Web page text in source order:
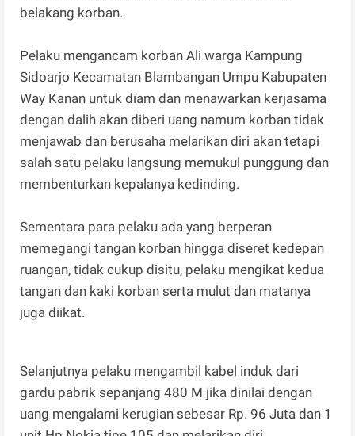
belakang korban.
Pelaku mengancam korban Ali warga Kampung
Sidoarjo Kecamatan Blambangan Umpu Kabupaten
Way Kanan untuk diam dan menawarkan kerjasama
dengan dalih akan diberi uang namum korban tidak
menjawab dan berusaha melarikan diri akan tetapi
salah satu pelaku langsung memukul punggung dan
membenturkan kepalanya kedinding.
Sementara para pelaku ada yang berperan
memegangi tangan korban hingga diseret kedepan
ruangan, tidak cukup disitu, pelaku mengikat kedua
tangan dan kaki korban serta mulut dan matanya
juga diikat.
Selanjutnya pelaku mengambil kabel induk dari
gardu pabrik sepanjang 480 M jika dinilai dengan
uang mengalami kerugian sebesar Rp. 96 Juta dan 1